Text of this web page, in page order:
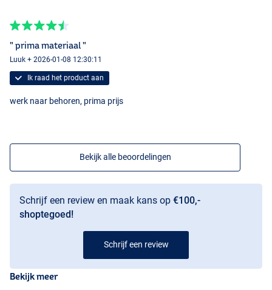
" prima materiaal "
Luuk + 2026-01-08 12:30:11
Ik raad het product aan
werk naar behoren, prima prijs
Bekijk alle beoordelingen
Schrijf een review en maak kans op €100,-
shoptegoed!
Schrijf een review
Bekijk meer